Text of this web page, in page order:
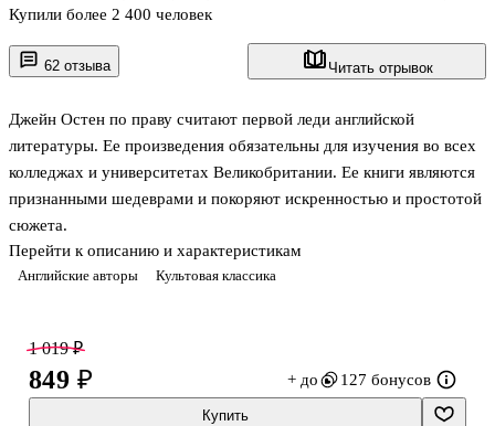
62 отзыва Читать отрывок
Английские авторы Культовая классика
Джейн Остен по праву считают первой леди английской
литературы. Ее произведения обязательны для изучения во всех
колледжах и университетах Великобритании. Ее книги являются
признанными шедеврами и покоряют искренностью и простотой
сюжета.
«Эмма» — самое едкое, самое точное и саркастичное из
произведений писательницы, оно же — последнее, увидевшее
Эта история достаточно нетипичная: героиня не бедна, у нее все
есть — хороший дом, любящий отец, состояние, нет только
мужа. Но она и не торопится замуж, предпочитая устраивать
Перейти к описанию и характеристикам
Купили более 2 400 человек
1 019 ₽
849 ₽ + до 127 бонусов
Купить